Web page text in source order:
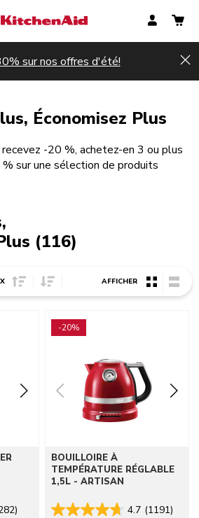
sur nos offres d'été!
Économisez Plus
-20 %, achetez-en 3 ou plus
sur une sélection de produits
(116)
Sort Price ascending
Sort Price descending
AFFICHER
-20%
BOUILLOIRE À
TEMPÉRATURE RÉGLABLE
1,5L - ARTISAN
4.7 (1191)